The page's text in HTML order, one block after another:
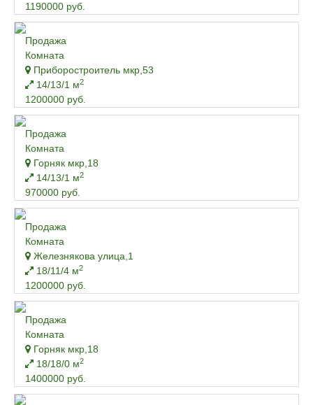
1190000 руб.
Продажа
Комната
Приборостроитель мкр,53
14/13/1 м2
1200000 руб.
Продажа
Комната
Горняк мкр,18
14/13/1 м2
970000 руб.
Продажа
Комната
Железнякова улица,1
18/11/4 м2
1200000 руб.
Продажа
Комната
Горняк мкр,18
18/18/0 м2
1400000 руб.